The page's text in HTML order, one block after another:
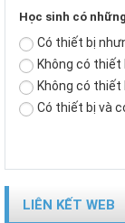
Học sinh có
Có thiết bị
Không có
Không có
Có thiết bị và
LIÊN KẾT WEB